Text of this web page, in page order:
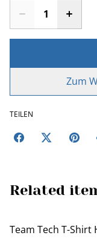
Zum
TEILEN
Related
Team Tech T-Shirt